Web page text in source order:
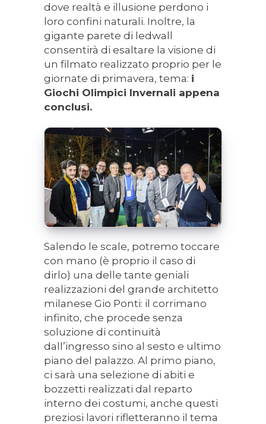
dove realtà e illusione perdono i
loro confini naturali. Inoltre, la
gigante parete di ledwall
consentirà di esaltare la visione di
un filmato realizzato proprio per le
giornate di primavera, tema: i
Giochi Olimpici Invernali appena
conclusi.
Salendo le scale, potremo toccare
con mano (è proprio il caso di
dirlo) una delle tante geniali
realizzazioni del grande architetto
milanese Gio Ponti: il corrimano
infinito, che procede senza
soluzione di continuità
dall’ingresso sino al sesto e ultimo
piano del palazzo. Al primo piano,
ci sarà una selezione di abiti e
bozzetti realizzati dal reparto
interno dei costumi, anche questi
preziosi lavori rifletteranno il tema